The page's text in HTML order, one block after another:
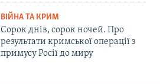
ВІЙНА ТА КРИМ
Сорок днів, сорок ночей. Про
результати кримської операції з
примусу Росії до миру